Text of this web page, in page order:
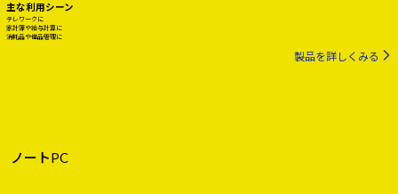
主な利用シーン
テレワークに
家計簿や給与計算に
消耗品や備品管理に
製品を詳しくみる
ノートPC